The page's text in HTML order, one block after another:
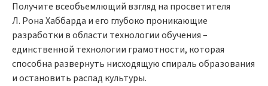
Получите всеобъемлющий взгляд на просветителя
Л. Рона Хаббарда и его глубоко проникающие
разработки в области технологии обучения –
единственной технологии грамотности, которая
способна развернуть нисходящую спираль образования
и остановить распад культуры.